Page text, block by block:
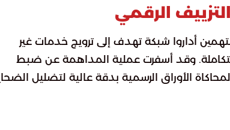
الرقمي
أداروا شبكة تهدف إلى ترويج خدمات غير
وقد أسفرت عملية المداهمة عن ضبط
الأوراق الرسمية بدقة عالية لتضليل